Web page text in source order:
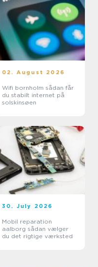
02. August 2026
Wifi bornholm sådan får
du stabilt internet på
solskinsøen
30. July 2026
Mobil reparation
aalborg sådan vælger
du det rigtige værksted